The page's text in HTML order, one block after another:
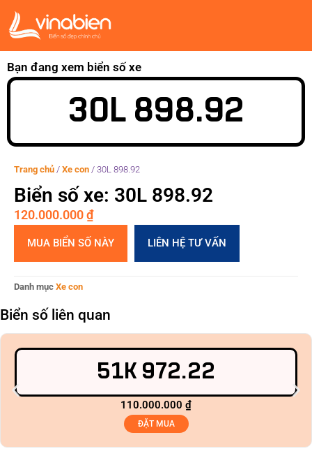
Bạn đang xem biển số xe
30L 898.92
Trang chủ / Xe con / 30L 898.92
Biển số xe: 30L 898.92
120.000.000₫
MUA BIỂN SỐ NÀY LIÊN HỆ TƯ VẤN
Danh mục Xe con
Biển số liên quan
51K 972.22
110.000.000 ₫
ĐẶT MUA